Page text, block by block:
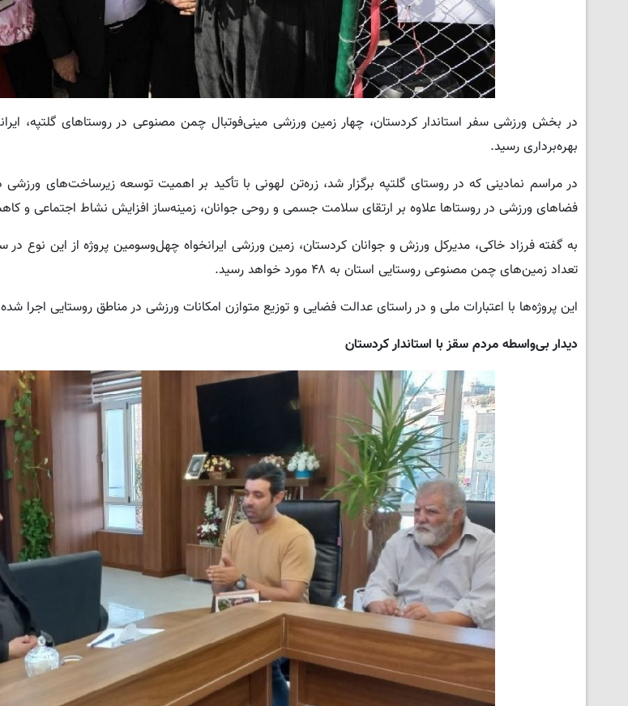
در بخش ورزشی سفر استاندار کردستان، چهار زمین ورزشی مینی‌فوتبال چمن مصنوعی در روستاهای گلتپه،
بهره‌برداری رسید.
در مراسم نمادینی که در روستای گلتپه برگزار شد، زره‌تن لهونی با تأکید بر اهمیت توسعه زیرساخت‌های
فضاهای ورزشی در روستاها علاوه بر ارتقای سلامت جسمی و روحی جوانان، زمینه‌ساز افزایش نشاط اجتماعی
به گفته فرزاد خاکی، مدیرکل ورزش و جوانان کردستان، زمین ورزشی ایرانخواه چهل‌وسومین پروژه از این نوع
تعداد زمین‌های چمن مصنوعی روستایی استان به ۴۸ مورد خواهد رسید.
این پروژه‌ها با اعتبارات ملی و در راستای عدالت فضایی و توزیع متوازن امکانات ورزشی در مناطق روستایی اجرا
دیدار بی‌واسطه مردم سقز با استاندار کردستان